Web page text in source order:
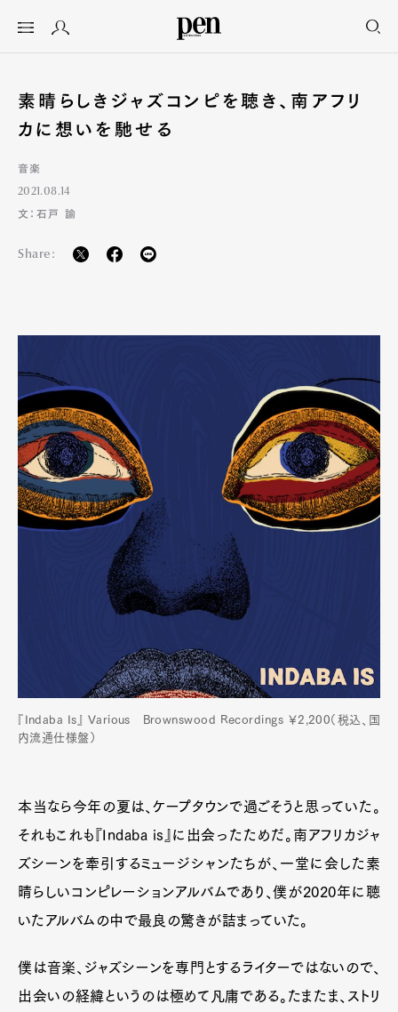
素晴らしきジャズコンピを聴き、南アフリ
カに想いを馳せる
音楽
2021.08.14
文：石戸 諭
Share:
『Indaba Is』 Various Brownswood Recordings ￥2,200（税込、国
内流通仕様盤）
本当なら今年の夏は、ケープタウンで過ごそうと思っていた。
それもこれも『Indaba is』に出会ったためだ。南アフリカジャ
ズシーンを牽引するミュージシャンたちが、一堂に会した素
晴らしいコンピレーションアルバムであり、僕が2020年に聴
いたアルバムの中で最良の驚きが詰まっていた。
僕は音楽、ジャズシーンを専門とするライターではないので、
出会いの経緯というのは極めて凡庸である。たまたま、ストリ